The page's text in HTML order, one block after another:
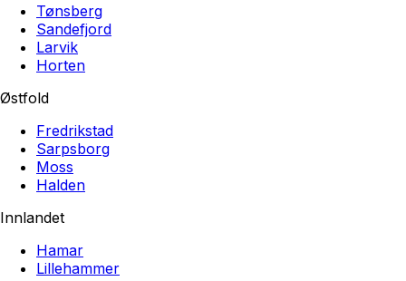
Tønsberg
Sandefjord
Larvik
Horten
Østfold
Fredrikstad
Sarpsborg
Moss
Halden
Innlandet
Hamar
Lillehammer